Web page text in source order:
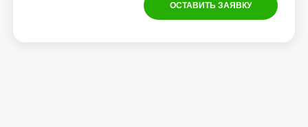
ОСТАВИТЬ ЗАЯВКУ